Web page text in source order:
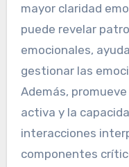
mayor claridad
puede revelar
emocionales,
gestionar las
Además,
activa y la
interacciones
componentes